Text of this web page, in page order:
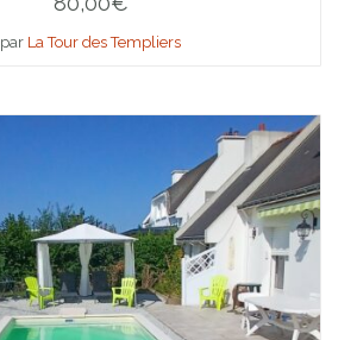
par La Tour des Templiers